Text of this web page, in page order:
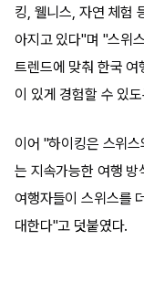
킹, 웰니스, 자연 체험
아지고 있다"며 "스위
트렌드에 맞춰 한국 여
이 있게 경험할 수 있
이어 "하이킹은 스위
는 지속가능한 여행
여행자들이 스위스를
대한다"고 덧붙였다.